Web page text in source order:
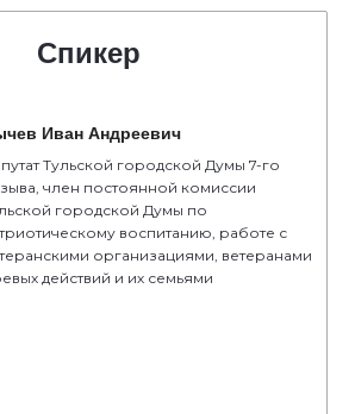
Спикер
Иван Андреевич
Тульской городской Думы 7-го
член постоянной комиссии
городской Думы по
воспитанию, работе с
организациями, ветеранами
действий и их семьями